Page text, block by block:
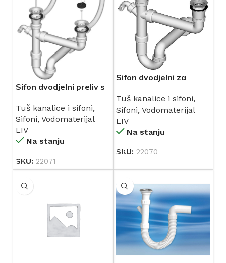
Sifon dvodjelni preliv s
(195346) LIV
Tuš kanalice i sifoni,
Sifoni, Vodomaterijal
LIV
Na stanju
SKU: 22071
Sifon dvodjelni za
(196975) LIV
Tuš kanalice i sifoni,
Sifoni, Vodomaterijal
LIV
Na stanju
SKU: 22070